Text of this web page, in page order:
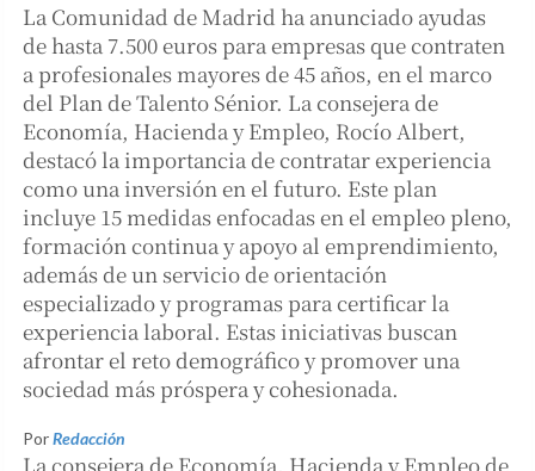
La Comunidad de Madrid ha anunciado ayudas
de hasta 7.500 euros para empresas que contraten
a profesionales mayores de 45 años, en el marco
del Plan de Talento Sénior. La consejera de
Economía, Hacienda y Empleo, Rocío Albert,
destacó la importancia de contratar experiencia
como una inversión en el futuro. Este plan
incluye 15 medidas enfocadas en el empleo pleno,
formación continua y apoyo al emprendimiento,
además de un servicio de orientación
especializado y programas para certificar la
experiencia laboral. Estas iniciativas buscan
afrontar el reto demográfico y promover una
sociedad más próspera y cohesionada.
PorRedacción
La consejera de Economía, Hacienda y Empleo de